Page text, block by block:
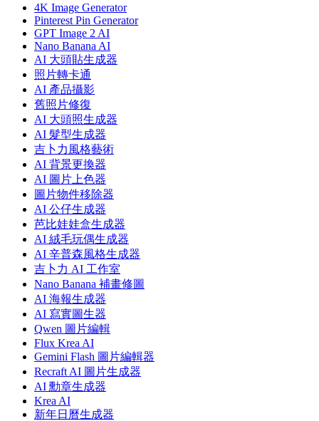
4K Image Generator
Pinterest Pin Generator
GPT Image 2 AI
Nano Banana AI
AI 大頭貼生成器
照片轉卡通
AI 產品攝影
舊照片修復
AI 大頭照生成器
AI 髮型生成器
吉卜力風格藝術
AI 背景更換器
AI 圖片上色器
圖片物件移除器
AI 公仔生成器
芭比娃娃盒生成器
AI 絨毛玩偶生成器
AI 辛普森風格生成器
吉卜力 AI 工作室
Nano Banana 補畫修圖
AI 海報生成器
AI 寫實圖生器
Qwen 圖片編輯
Flux Krea AI
Gemini Flash 圖片編輯器
Recraft AI 圖片生成器
AI 勳章生成器
Krea AI
新年日曆生成器